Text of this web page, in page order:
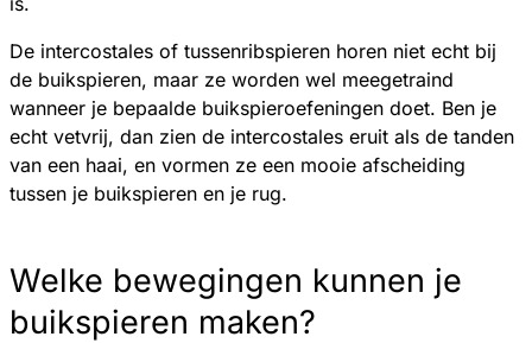
De intercostales of tussenribspieren horen niet echt bij
de buikspieren, maar ze worden wel meegetraind
wanneer je bepaalde buikspieroefeningen doet. Ben je
echt vetvrij, dan zien de intercostales eruit als de tanden
van een haai, en vormen ze een mooie afscheiding
tussen je buikspieren en je rug.
Welke bewegingen kunnen je
buikspieren maken?